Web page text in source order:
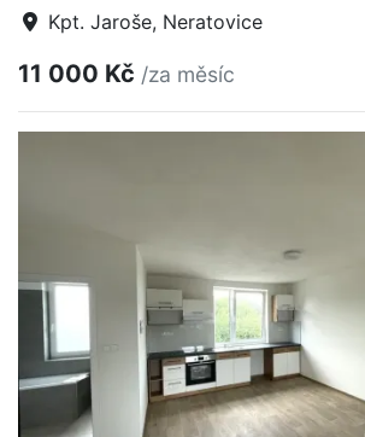
Kpt. Jaroše, Neratovice
11 000 Kč /za měsíc